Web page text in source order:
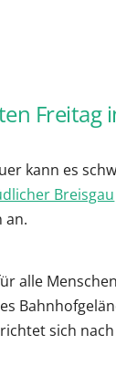
Freitag
kann es
Breisgau
an.
alle
sich